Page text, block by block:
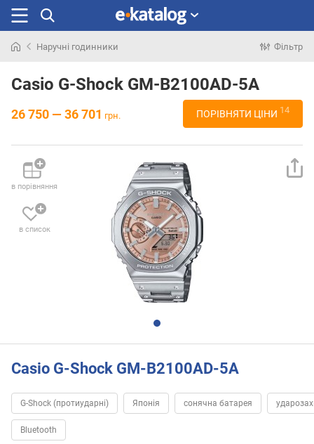
раніше
Наручні годинники Фільтр
Casio G-Shock GM-B2100AD-5A
26 750 — 36 701 грн. ПОРІВНЯТИ ЦІНИ 14
в порівняння
в список
Casio G-Shock GM-B2100AD-5A
G-Shock (протиударні) Японія сонячна батарея
Bluetooth